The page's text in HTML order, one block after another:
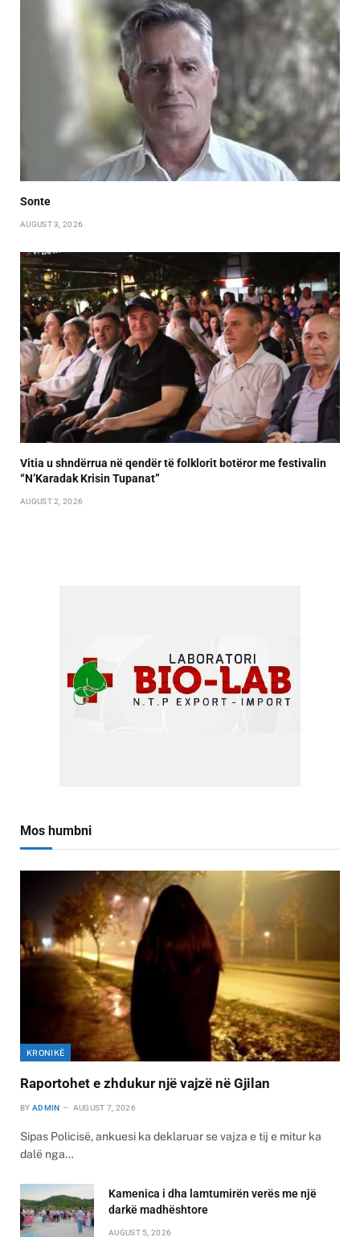
Sonte
AUGUST 3, 2026
Vitia u shndërrua në qendër të folklorit botëror me festivalin
“N’Karadak Krisin Tupanat”
AUGUST 2, 2026
Mos humbni
KRONIKË
Raportohet e zhdukur një vajzë në Gjilan
BY ADMIN AUGUST 7, 2026
Sipas Policisë, ankuesi ka deklaruar se vajza e tij e mitur ka
dalë nga…
Kamenica i dha lamtumirën verës me një
darkë madhështore
AUGUST 5, 2026